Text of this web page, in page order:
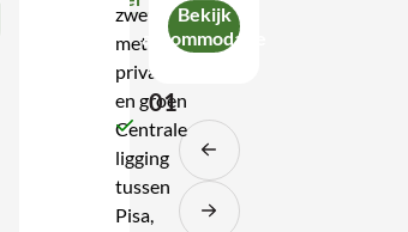
zwembad
met veel
privacy
en groen
Centrale
ligging
tussen
Pisa,
Bekijk
accommodatie
01